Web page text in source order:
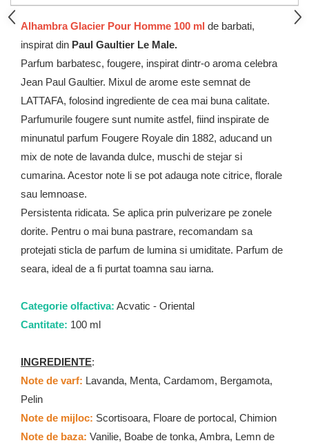
Rave
Riiffs
Wadi al Khaleej
Zaien
Zirconia
Oferta Saptamanii
Mai Multe >>
Parfumuri Clona Originale
Parfumuri clona / Dupes
Puncte Cadou
Alhambra Glacier Pour Homme 100 ml de barbati,
inspirat din Paul Gaultier Le Male.
Parfum barbatesc, fougere, inspirat dintr-o aroma celebra
Jean Paul Gaultier. Mixul de arome este semnat de
LATTAFA, folosind ingrediente de cea mai buna calitate.
Parfumurile fougere sunt numite astfel, fiind inspirate de
minunatul parfum Fougere Royale din 1882, aducand un
mix de note de lavanda dulce, muschi de stejar si
cumarina. Acestor note li se pot adauga note citrice, florale
sau lemnoase.
Persistenta ridicata. Se aplica prin pulverizare pe zonele
dorite. Pentru o mai buna pastrare, recomandam sa
protejati sticla de parfum de lumina si umiditate. Parfum de
seara, ideal de a fi purtat toamna sau iarna.
Categorie olfactiva: Acvatic - Oriental
Cantitate: 100 ml
INGREDIENTE:
Note de varf: Lavanda, Menta, Cardamom, Bergamota,
Pelin
Note de mijloc: Scortisoara, Floare de portocal, Chimion
Note de baza: Vanilie, Boabe de tonka, Ambra, Lemn de